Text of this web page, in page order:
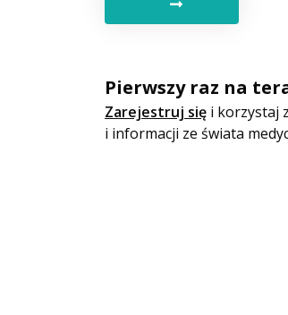
Pierwszy raz na
Zarejestruj się i korzystaj
i informacji ze świata